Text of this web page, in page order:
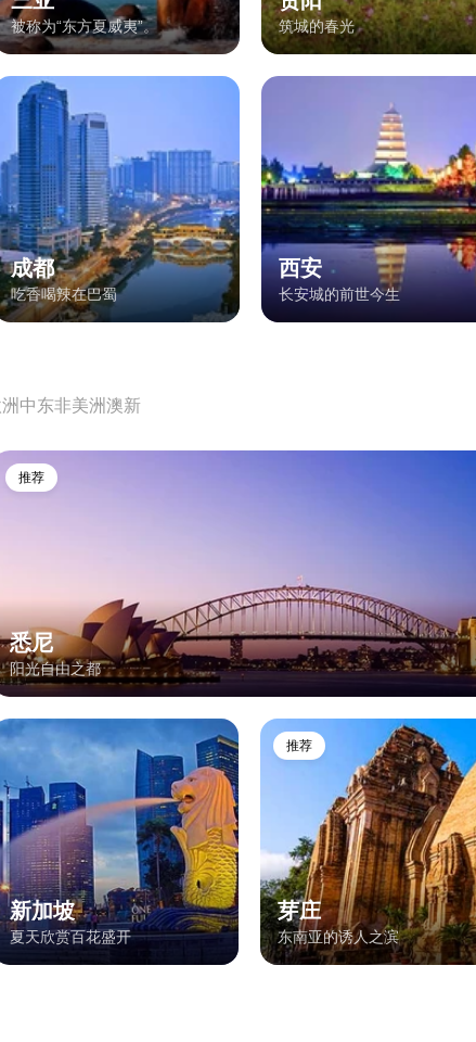
被称为“东方夏威夷”。 筑城的春光
成都
吃香喝辣在巴蜀
西安
长安城的前世今生
中东非美洲澳新
推荐
悉尼
阳光自由之都
新加坡
夏天欣赏百花盛开
推荐
芽庄
东南亚的诱人之滨